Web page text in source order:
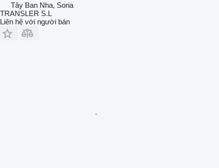
Tây Ban Nha, Soria
TRANSLER S.L
Liên hệ với người bán